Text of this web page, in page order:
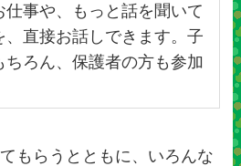
仕事や、もっと話を聞いて
、直接お話しできます。子
ちろん、保護者の方も参加
もらうとともに、いろんな